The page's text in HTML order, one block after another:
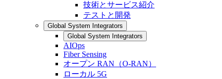
技術とサービス紹介
テストと開発
Global System Integrators
Global System Integrators
AIOps
Fiber Sensing
オープン RAN（O-RAN）
ローカル 5G